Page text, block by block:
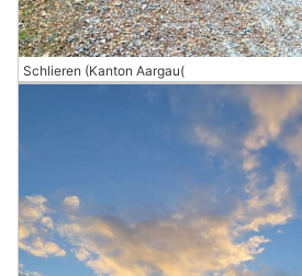
Schlieren (Kanton Aargau(